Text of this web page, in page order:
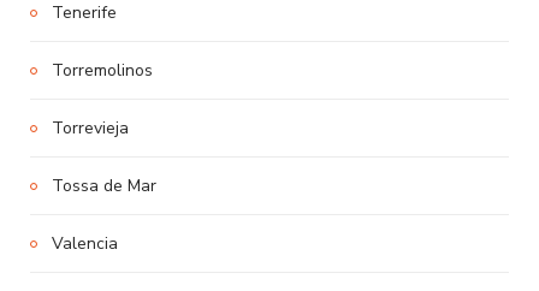
Tenerife
Torremolinos
Torrevieja
Tossa de Mar
Valencia